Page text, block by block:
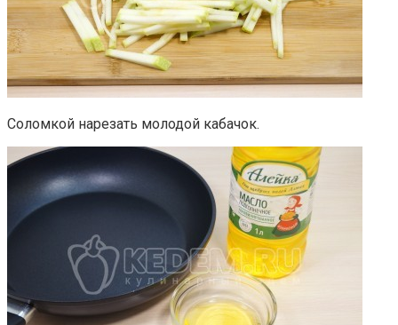
Соломкой нарезать молодой кабачок.